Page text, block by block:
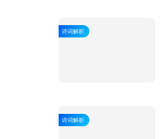
诗词解析
诗词解析